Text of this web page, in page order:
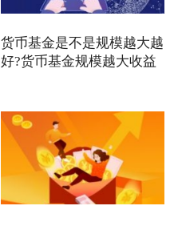
货币基金是不是规模越大越
好?货币基金规模越大收益